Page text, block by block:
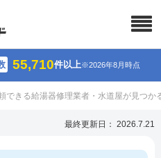
55,710件以上※2026年8月時点
できる給湯器修理業者・水道屋が見つか
最終更新日： 2026.7.21